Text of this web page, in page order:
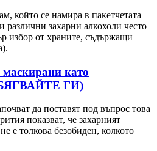
който се намира в пакетчетата
различни захарни алкохоли често
избор от храните, съдържащи
като
ГИ)
да поставят под въпрос това
показват, че захарният
е толкова безобиден, колкото